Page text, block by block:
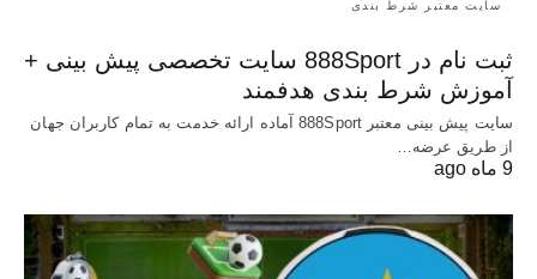
سایت معتبر شرط بندی
ثبت نام در 888Sport سایت تخصصی پیش بینی +
آموزش شرط بندی هدفمند
سایت پیش بینی معتبر 888Sport آماده ارائه خدمت به تمام کاربران جهان
از طریق عرضه…
9 ماه ago